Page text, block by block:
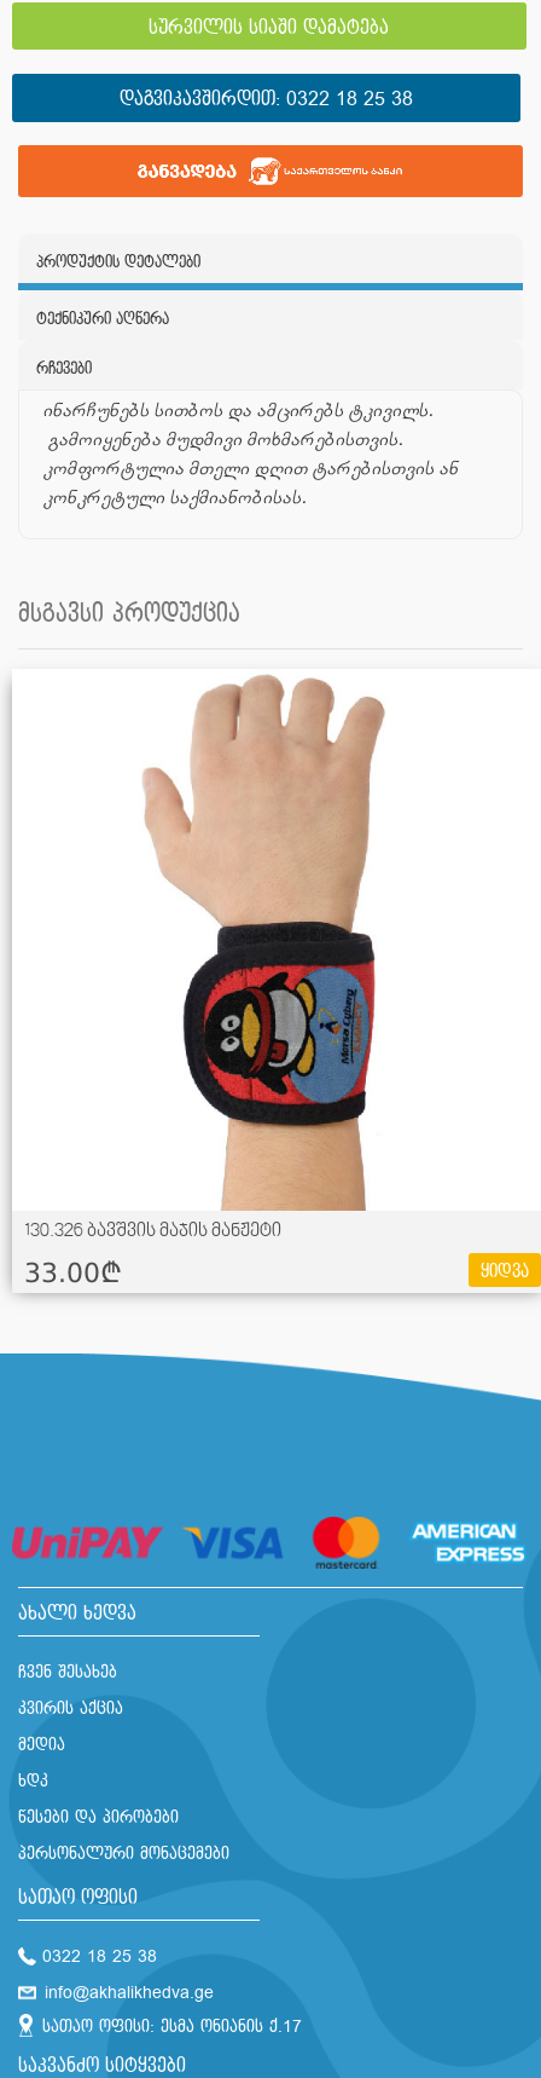
სურვილის სიაში დამატება
ᲓᲐᲒᲕᲘᲙᲐᲕᲨᲘᲠᲓᲘᲗ:0322 18 25 38
პროდუქტის დეტალები
ტექნიკური აღწერა
რჩევები
ინარჩუნებს სითბოს და ამცირებს ტკივილს.
გამოიყენება მუდმივი მოხმარებისთვის.
კომფორტულია მთელი დღით ტარებისთვის ან
კონკრეტული საქმიანობისას.
მსგავსი პროდუქცია
130.326 ბავშვის მაჯის მანჟეტი
33.00¢ ყიდვა
ახალი ხედვა
ჩვენ შესახებ
კვირის აქცია
მედია
ხდკ
წესები და პირობები
პერსონალური მონაცემები
სათაო ოფისი
0322 18 25 38
info@akhalikhedva.ge
სათაო ოფისი: ესმა ონიანის ქ.17
საკვანძო სიტყვები